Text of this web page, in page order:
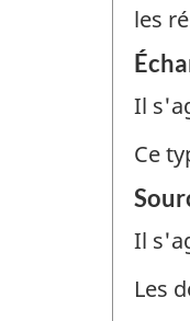
les
Il
Ce
Il
Les